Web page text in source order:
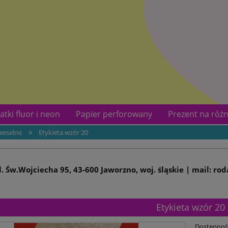
fluor i neon Papier perforowany
Prezent na
Kontakt
» Etykieta wzór 20
Św.Wojciecha 95, 43-600 Jaworzno, woj. śląskie | mail:
Etykieta wzór 20